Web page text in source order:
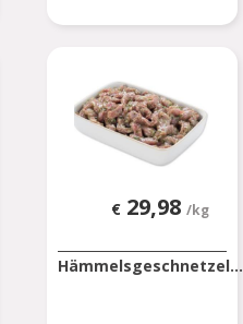
€ 29,98 /kg
Hämmelsgeschnetzel...